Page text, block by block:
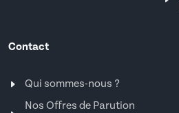
Contact
Qui sommes-nous ?
Nos Offres de Parution